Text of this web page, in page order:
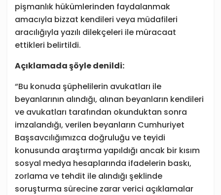
pişmanlık hükümlerinden faydalanmak
amacıyla bizzat kendileri veya müdafileri
aracılığıyla yazılı dilekçeleri ile müracaat
ettikleri belirtildi.
Açıklamada şöyle denildi:
“Bu konuda şüphelilerin avukatları ile
beyanlarının alındığı, alınan beyanların kendileri
ve avukatları tarafından okunduktan sonra
imzalandığı, verilen beyanların Cumhuriyet
Başsavcılığımızca doğruluğu ve teyidi
konusunda araştırma yapıldığı ancak bir kısım
sosyal medya hesaplarında ifadelerin baskı,
zorlama ve tehdit ile alındığı şeklinde
soruşturma sürecine zarar verici açıklamalar